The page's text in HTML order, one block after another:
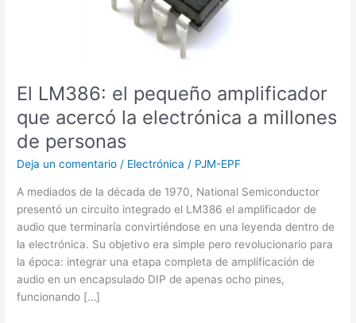
El LM386: el pequeño amplificador
que acercó la electrónica a millones
de personas
Deja un comentario / Electrónica / PJM-EPF
A mediados de la década de 1970, National Semiconductor
presentó un circuito integrado el LM386 el amplificador de
audio que terminaría convirtiéndose en una leyenda dentro de
la electrónica. Su objetivo era simple pero revolucionario para
la época: integrar una etapa completa de amplificación de
audio en un encapsulado DIP de apenas ocho pines,
funcionando […]
de
personas